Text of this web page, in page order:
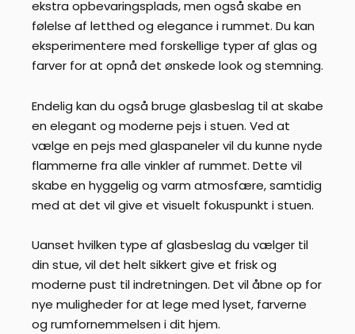
ekstra opbevaringsplads, men også skabe en
følelse af letthed og elegance i rummet. Du kan
eksperimentere med forskellige typer af glas og
farver for at opnå det ønskede look og stemning.
Endelig kan du også bruge glasbeslag til at skabe
en elegant og moderne pejs i stuen. Ved at
vælge en pejs med glaspaneler vil du kunne nyde
flammerne fra alle vinkler af rummet. Dette vil
skabe en hyggelig og varm atmosfære, samtidig
med at det vil give et visuelt fokuspunkt i stuen.
Uanset hvilken type af glasbeslag du vælger til
din stue, vil det helt sikkert give et frisk og
moderne pust til indretningen. Det vil åbne op for
nye muligheder for at lege med lyset, farverne
og rumfornemmelsen i dit hjem.